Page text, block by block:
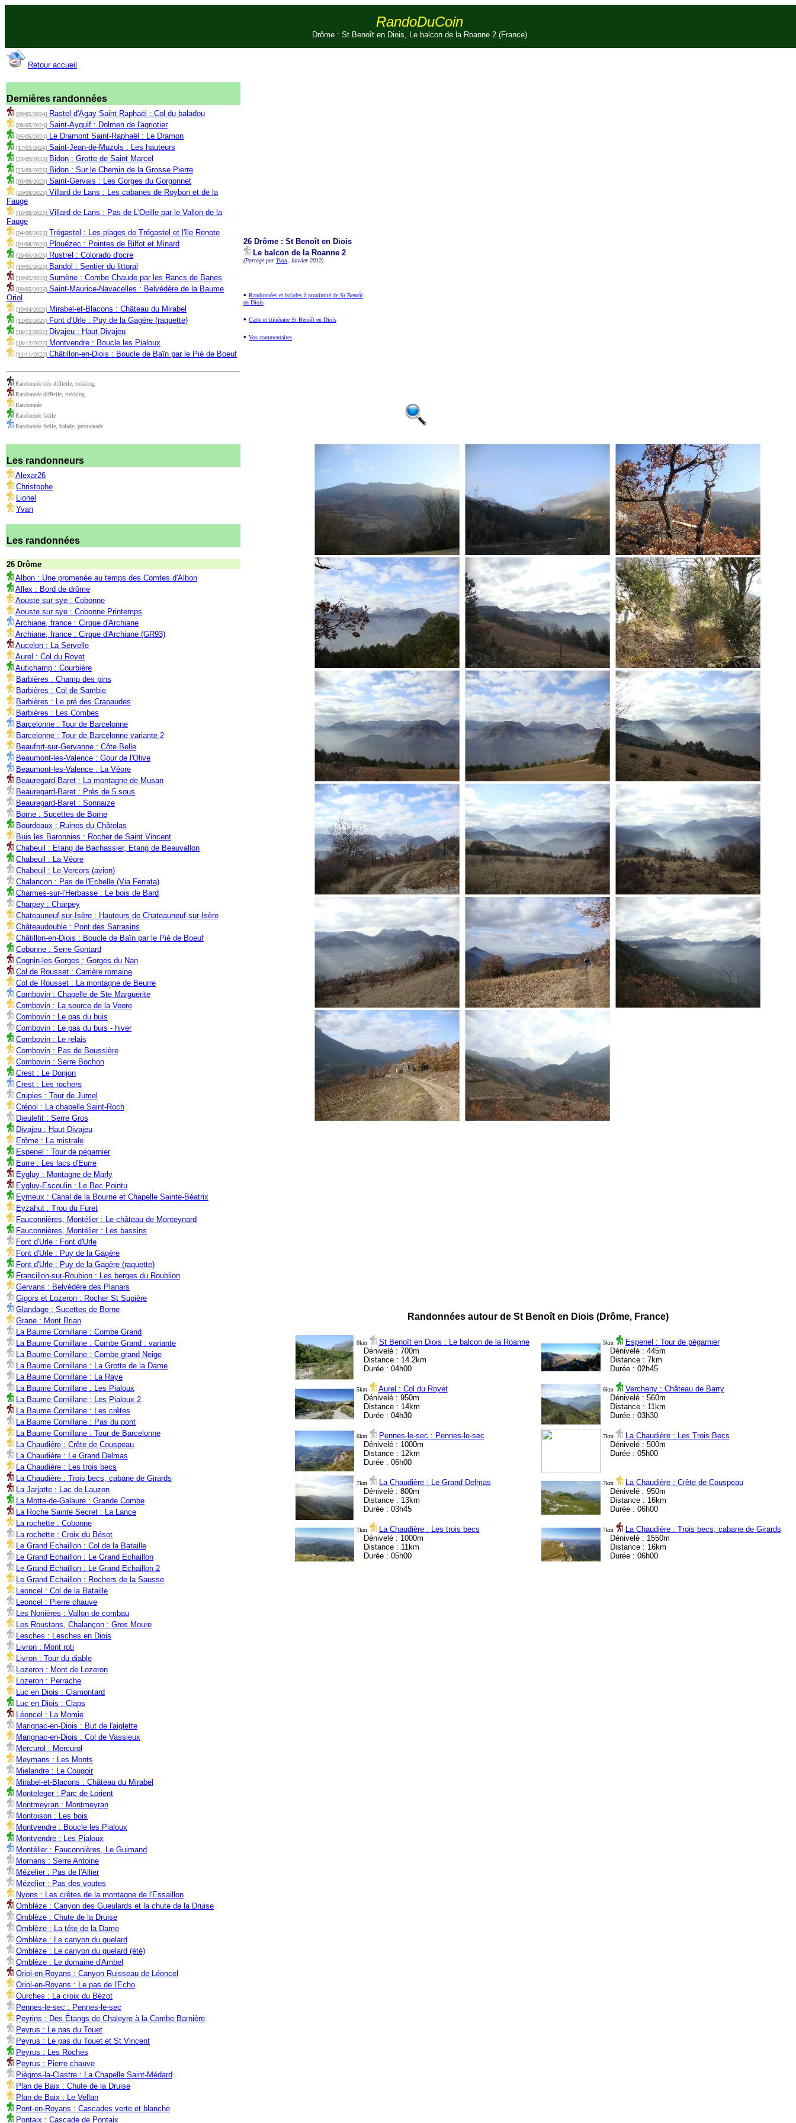
RandoDuCoin
Drôme : St Benoît en Diois, Le balcon de la Roanne 2 (France)
Retour accueil
Dernières randonnées
[09/05/2024] Rastel d'Agay Saint Raphaël : Col du baladou
[08/05/2024] Saint-Aygulf : Dolmen de l'agriotier
[05/05/2024] Le Dramont Saint-Raphaël : Le Dramon
[17/03/2024] Saint-Jean-de-Muzols : Les hauteurs
[23/09/2023] Bidon : Grotte de Saint Marcel
[23/09/2023] Bidon : Sur le Chemin de la Grosse Pierre
[03/09/2023] Saint-Gervais : Les Gorges du Gorgonnet
[20/08/2023] Villard de Lans : Les cabanes de Roybon et de la
Fauge
[16/08/2023] Villard de Lans : Pas de L'Oeille par le Vallon de la
Fauge
[04/08/2023] Trégastel : Les plages de Trégastel et l'île Renote
[01/08/2023] Plouézec : Pointes de Bilfot et Minard
[20/05/2023] Rustrel : Colorado d'ocre
[19/05/2023] Bandol : Sentier du littoral
[10/05/2023] Sumène : Combe Chaude par les Rancs de Banes
[09/05/2023] Saint-Maurice-Navacelles : Belvédère de la Baume
Oriol
[10/04/2023] Mirabel-et-Blacons : Château du Mirabel
[12/02/2023] Font d'Urle : Puy de la Gagère (raquette)
[18/12/2022] Divajeu : Haut Divajeu
[18/12/2022] Montvendre : Boucle les Pialoux
[11/11/2022] Châtillon-en-Diois : Boucle de Baïn par le Pié de Boeuf
Randonnée très difficile, trekking
Randonnée difficile, trekking
Randonnée
Randonnée facile
Randonnée facile, balade, promenade
Les randonneurs
Alexar26
Christophe
Lionel
Yvan
Les randonnées
26 Drôme
Albon : Une promenée au temps des Comtes d'Albon
Allex : Bord de drôme
Aouste sur sye : Cobonne
Aouste sur sye : Cobonne Printemps
Archiane, france : Cirque d'Archiane
Archiane, france : Cirque d'Archiane (GR93)
Aucelon : La Servelle
Aurel : Col du Royet
Autichamp : Courbière
Barbières : Champ des pins
Barbières : Col de Sambie
Barbières : Le pré des Crapaudes
Barbières : Les Combes
Barcelonne : Tour de Barcelonne
Barcelonne : Tour de Barcelonne variante 2
Beaufort-sur-Gervanne : Côte Belle
Beaumont-les-Valence : Gour de l'Olive
Beaumont-les-Valence : La Véore
Beauregard-Baret : La montagne de Musan
Beauregard-Baret : Près de 5 sous
Beauregard-Baret : Sonnaize
Borne : Sucettes de Borne
Bourdeaux : Ruines du Châtelas
Buis les Baronnies : Rocher de Saint Vincent
Chabeuil : Etang de Bachassier, Etang de Beauvallon
Chabeuil : La Véore
Chabeuil : Le Vercors (avion)
Chalancon : Pas de l'Echelle (Via Ferrata)
Charmes-sur-l'Herbasse : Le bois de Bard
Charpey : Charpey
Chateauneuf-sur-Isère : Hauteurs de Chateauneuf-sur-Isère
Châteaudouble : Pont des Sarrasins
Châtillon-en-Diois : Boucle de Baïn par le Pié de Boeuf
Cobonne : Serre Gontard
Cognin-les-Gorges : Gorges du Nan
Col de Rousset : Carrière romaine
Col de Rousset : La montagne de Beurre
Combovin : Chapelle de Ste Marguerite
Combovin : La source de la Veore
Combovin : Le pas du buis
Combovin : Le pas du buis - hiver
Combovin : Le relais
Combovin : Pas de Boussière
Combovin : Serre Bochon
Crest : Le Donjon
Crest : Les rochers
Crupies : Tour de Jumel
Crépol : La chapelle Saint-Roch
Dieulefit : Serre Gros
Divajeu : Haut Divajeu
Erôme : La mistrale
Espenel : Tour de pégarnier
Eurre : Les lacs d'Eurre
Eygluy : Montagne de Marly
Eygluy-Escoulin : Le Bec Pointu
Eymeux : Canal de la Bourne et Chapelle Sainte-Béatrix
Eyzahut : Trou du Furet
Fauconnières, Montélier : Le château de Monteynard
Fauconnières, Montélier : Les bassins
Font d'Urle : Font d'Urle
Font d'Urle : Puy de la Gagère
Font d'Urle : Puy de la Gagère (raquette)
Francillon-sur-Roubion : Les berges du Roublion
Gervans : Belvédère des Planars
Gigors et Lozeron : Rocher St Supière
Glandage : Sucettes de Borne
Grane : Mont Brian
La Baume Cornillane : Combe Grand
La Baume Cornillane : Combe Grand : variante
La Baume Cornillane : Combe grand Neige
La Baume Cornillane : La Grotte de la Dame
La Baume Cornillane : La Raye
La Baume Cornillane : Les Pialoux
La Baume Cornillane : Les Pialoux 2
La Baume Cornillane : Les crêtes
La Baume Cornillane : Pas du pont
La Baume Cornillane : Tour de Barcelonne
La Chaudière : Crête de Couspeau
La Chaudière : Le Grand Delmas
La Chaudière : Les trois becs
La Chaudière : Trois becs, cabane de Girards
La Jarjatte : Lac de Lauzon
La Motte-de-Galaure : Grande Combe
La Roche Sainte Secret : La Lance
La rochette : Cobonne
La rochette : Croix du Bésot
Le Grand Echaillon : Col de la Bataille
Le Grand Echaillon : Le Grand Echaillon
Le Grand Echaillon : Le Grand Echaillon 2
Le Grand Echaillon : Rochers de la Sausse
Leoncel : Col de la Bataille
Leoncel : Pierre chauve
Les Nonières : Vallon de combau
Les Roustans, Chalançon : Gros Moure
Lesches : Lesches en Diois
Livron : Mont roti
Livron : Tour du diable
Lozeron : Mont de Lozeron
Lozeron : Perrache
Luc en Diois : Clamontard
Luc en Diois : Claps
Léoncel : La Momie
Marignac-en-Diois : But de l'aiglette
Marignac-en-Diois : Col de Vassieux
Mercurol : Mercurol
Meymans : Les Monts
Mielandre : Le Cougoir
Mirabel-et-Blacons : Château du Mirabel
Monteleger : Parc de Lorient
Montmeyran : Montmeyran
Montoison : Les bois
Montvendre : Boucle les Pialoux
Montvendre : Les Pialoux
Montélier : Fauconnières, Le Guimand
Mornans : Serre Antoine
Mézelier : Pas de l'Allier
Mézelier : Pas des voutes
Nyons : Les crêtes de la montagne de l'Essaillon
Omblèze : Canyon des Gueulards et la chute de la Druise
Omblèze : Chute de la Druise
Omblèze : La tête de la Dame
Omblèze : Le canyon du guelard
Omblèze : Le canyon du guelard (été)
Omblèze : Le domaine d'Ambel
Oriol-en-Royans : Canyon Ruisseau de Léoncel
Oriol-en-Royans : Le pas de l'Echo
Ourches : La croix du Bézot
Pennes-le-sec : Pennes-le-sec
Peyrins : Des Étangs de Chaleyre à la Combe Barnière
Peyrus : Le pas du Touet
Peyrus : Le pas du Touet et St Vincent
Peyrus : Les Roches
Peyrus : Pierre chauve
Piègros-la-Clastre : La Chapelle Saint-Médard
Plan de Baix : Chute de la Druise
Plan de Baix : Le Vellan
Pont-en-Royans : Cascades verte et blanche
Pontaix : Cascade de Pontaix
26 Drôme : St Benoît en Diois
Le balcon de la Roanne 2
(Partagé par Yvan , Janvier 2012)
• Randonnées et balades à proximité de St Benoît
en Diois
• Carte et itinéraire St Benoît en Diois
• Vos commentaires
Randonnées autour de St Benoît en Diois (Drôme, France)
0km
St Benoît en Diois : Le balcon de la Roanne
Dénivelé : 700m
Distance : 14.2km
Durée : 04h00
5km
Espenel : Tour de pégarnier
Dénivelé : 445m
Distance : 7km
Durée : 02h45
5km
Aurel : Col du Royet
Dénivelé : 950m
Distance : 14km
Durée : 04h30
6km
Vercheny : Château de Barry
Dénivelé : 560m
Distance : 11km
Durée : 03h30
6km
Pennes-le-sec : Pennes-le-sec
Dénivelé : 1000m
Distance : 12km
Durée : 06h00
7km
La Chaudière : Les Trois Becs
Dénivelé : 500m
Durée : 05h00
7km
La Chaudière : Le Grand Delmas
Dénivelé : 800m
Distance : 13km
Durée : 03h45
7km
La Chaudière : Crête de Couspeau
Dénivelé : 950m
Distance : 16km
Durée : 06h00
7km
La Chaudière : Les trois becs
Dénivelé : 1000m
Distance : 11km
Durée : 05h00
7km
La Chaudière : Trois becs, cabane de Girards
Dénivelé : 1550m
Distance : 16km
Durée : 06h00